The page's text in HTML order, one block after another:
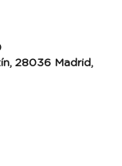
28036 Madrid,